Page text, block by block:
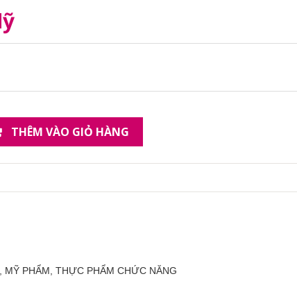
THÊM VÀO GIỎ HÀNG
PHẨM, THỰC PHẨM CHỨC NĂNG